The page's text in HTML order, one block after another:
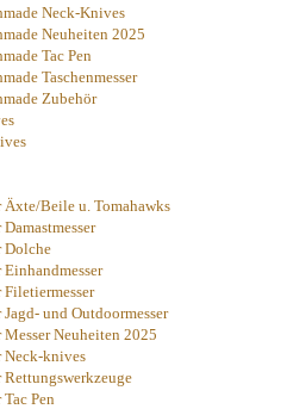
Neck-Knives
Neuheiten 2025
Tac Pen
Taschenmesser
Zubehör
Äxte/Beile u. Tomahawks
Dolche
Filetiermesser
und Outdoormesser
Messer Neuheiten 2025
Neck-knives
Rettungswerkzeuge
Pen